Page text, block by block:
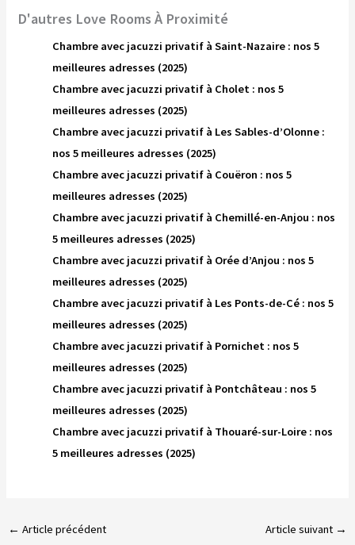
D'autres Love Rooms À Proximité
Chambre avec jacuzzi privatif à Saint-Nazaire : nos 5
meilleures adresses (2025)
Chambre avec jacuzzi privatif à Cholet : nos 5
meilleures adresses (2025)
Chambre avec jacuzzi privatif à Les Sables-d’Olonne :
nos 5 meilleures adresses (2025)
Chambre avec jacuzzi privatif à Couëron : nos 5
meilleures adresses (2025)
Chambre avec jacuzzi privatif à Chemillé-en-Anjou : nos
5 meilleures adresses (2025)
Chambre avec jacuzzi privatif à Orée d’Anjou : nos 5
meilleures adresses (2025)
Chambre avec jacuzzi privatif à Les Ponts-de-Cé : nos 5
meilleures adresses (2025)
Chambre avec jacuzzi privatif à Pornichet : nos 5
meilleures adresses (2025)
Chambre avec jacuzzi privatif à Pontchâteau : nos 5
meilleures adresses (2025)
Chambre avec jacuzzi privatif à Thouaré-sur-Loire : nos
5 meilleures adresses (2025)
← Article précédent Article suivant →